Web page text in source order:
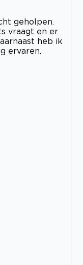
geholpen.
vraagt en er
heb ik
ervaren.